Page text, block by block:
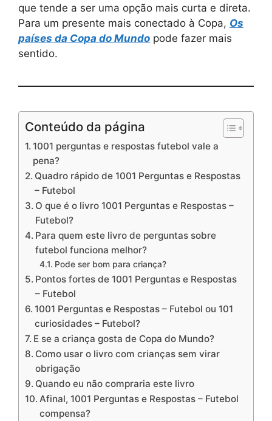
que tende a ser uma opção mais curta e direta.
Para um presente mais conectado à Copa, Os
países da Copa do Mundo pode fazer mais
sentido.
Conteúdo da página
1001 perguntas e respostas futebol vale a
pena?
Quadro rápido de 1001 Perguntas e Respostas
– Futebol
O que é o livro 1001 Perguntas e Respostas –
Futebol?
Para quem este livro de perguntas sobre
futebol funciona melhor?
Pode ser bom para criança?
Pontos fortes de 1001 Perguntas e Respostas
– Futebol
1001 Perguntas e Respostas – Futebol ou 101
curiosidades – Futebol?
E se a criança gosta de Copa do Mundo?
Como usar o livro com crianças sem virar
obrigação
Quando eu não compraria este livro
Afinal, 1001 Perguntas e Respostas – Futebol
compensa?